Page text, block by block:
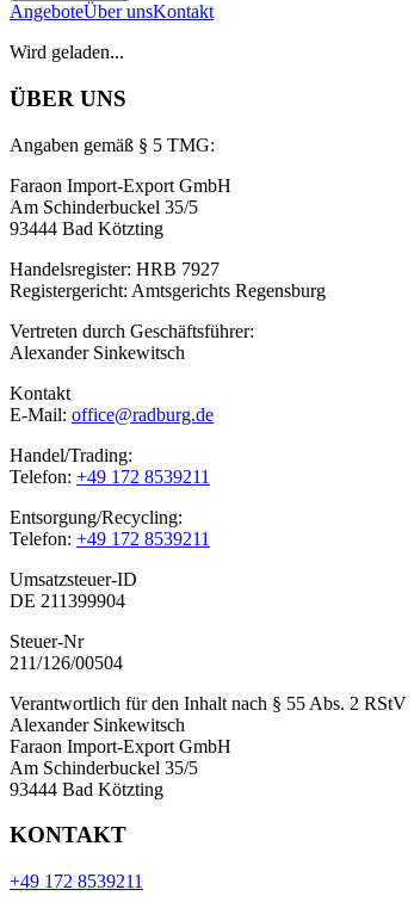
AngeboteÜber unsKontakt
Wird geladen...
ÜBER UNS
Angaben gemäß § 5 TMG:
Faraon Import-Export GmbH
Am Schinderbuckel 35/5
93444 Bad Kötzting
Handelsregister: HRB 7927
Registergericht: Amtsgerichts Regensburg
Vertreten durch Geschäftsführer:
Alexander Sinkewitsch
Kontakt
E-Mail: office@radburg.de
Handel/Trading:
Telefon: +49 172 8539211
Entsorgung/Recycling:
Telefon: +49 172 8539211
Umsatzsteuer-ID
DE 211399904
Steuer-Nr
211/126/00504
Verantwortlich für den Inhalt nach § 55 Abs. 2 RStV
Alexander Sinkewitsch
Faraon Import-Export GmbH
Am Schinderbuckel 35/5
93444 Bad Kötzting
KONTAKT
+49 172 8539211